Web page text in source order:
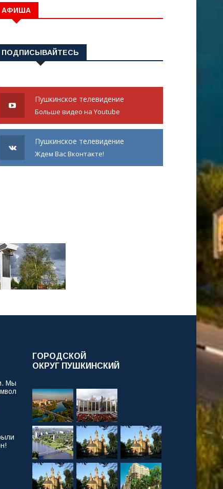
АФИША
ПОДПИСЫВАЙТЕСЬ
Пушкинское телевидение
Больше видео на Youtube
Пушкинское телевидение
Ждем Вас Вконтакте!
Мы
ГОРОДСКОЙ
ОКРУГ ПУШКИНСКИЙ